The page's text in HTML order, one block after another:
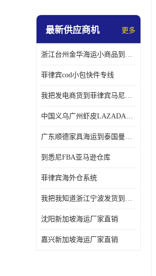
最新供应商机 更多
浙江台州金华海运小商品到菲律宾马尼拉怎样收费
菲律宾cod小包快件专线
我把发电商货到菲律宾马尼拉独立站海运经验告诉您
中国义乌广州虾皮LAZADA电商货海运菲律宾怎样收费
广东顺德家具海运到泰国曼谷需要提供什么资料给海运公司呢
到悉尼FBA亚马逊仓库
菲律宾海外仓系统
我把我知道浙江宁波发货到菲律宾马尼拉海运流程告诉您
沈阳新加坡海运厂家直销
嘉兴新加坡海运厂家直销